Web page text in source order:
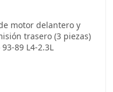
motor delantero y
trasero (3 piezas)
89 L4-2.3L